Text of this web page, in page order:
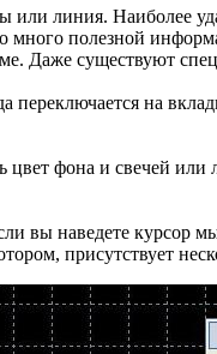
или линия. Наиболее
много полезной
Даже существуют
переключается на
цвет фона и свечей
вы наведете курсор
присутствует